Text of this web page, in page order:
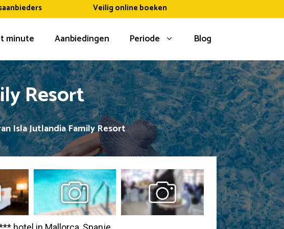
Veilig online boeken
minute Aanbiedingen Periode Blog
Resort
Isla Jutlandia Family Resort